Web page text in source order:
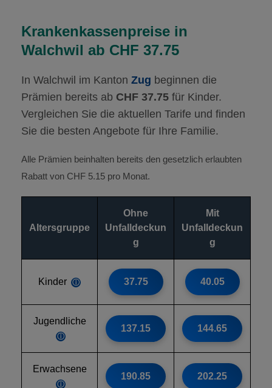
Krankenkassenpreise in
Walchwil ab CHF 37.75
In Walchwil im Kanton Zug beginnen die
Prämien bereits ab CHF 37.75 für Kinder.
Vergleichen Sie die aktuellen Tarife und finden
Sie die besten Angebote für Ihre Familie.
Alle Prämien beinhalten bereits den gesetzlich erlaubten
Rabatt von CHF 5.15 pro Monat.
Altersgruppe
Ohne
Unfalldeckun
g
Mit
Unfalldeckun
g
Kinder ⓘ 37.75 40.05
Jugendliche
ⓘ
137.15 144.65
Erwachsene
ⓘ
190.85 202.25